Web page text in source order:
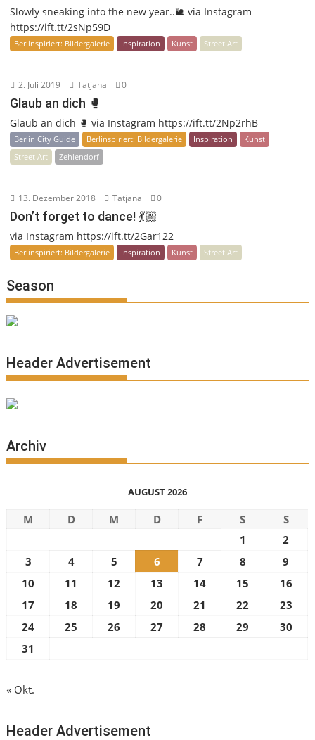
Slowly sneaking into the new year..🐌 via Instagram
https://ift.tt/2sNp59D
Berlinspiriert: Bildergalerie Inspiration Kunst Street Art
2. Juli 2019 Tatjana 0
Glaub an dich 🥊
Glaub an dich 🥊 via Instagram https://ift.tt/2Np2rhB
Berlin City Guide Berlinspiriert: Bildergalerie Inspiration
Kunst
Street Art
Zehlendorf
13. Dezember 2018 Tatjana 0
Don’t forget to dance! 💃🏼
via Instagram https://ift.tt/2Gar122
Berlinspiriert: Bildergalerie Inspiration Kunst Street Art
Season
Header Advertisement
Archiv
AUGUST 2026
M D M D F S
S
1
2
3
4 5 6 7 8
9
10
11 12 13 14 15
16
17
18 19 20 21 22
23
24
25 26 27 28 29
30
31
« Okt.
Header Advertisement